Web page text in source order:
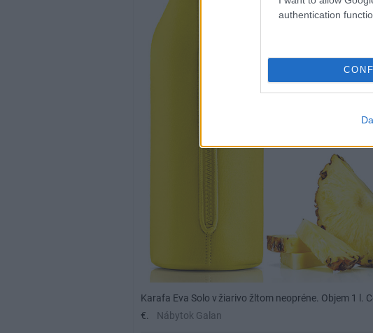
authentication
Karafa Eva Solo v žiarivo žltom neopréne. Objem 1 l.
€.
Nábytok Galan